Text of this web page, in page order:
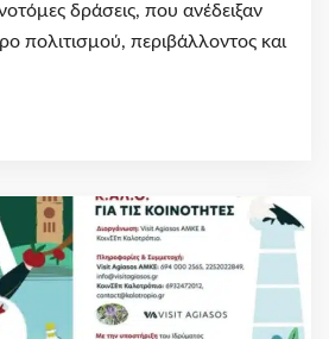
δράσεις, που ανέδειξαν
πολιτισμού, περιβάλλοντος και